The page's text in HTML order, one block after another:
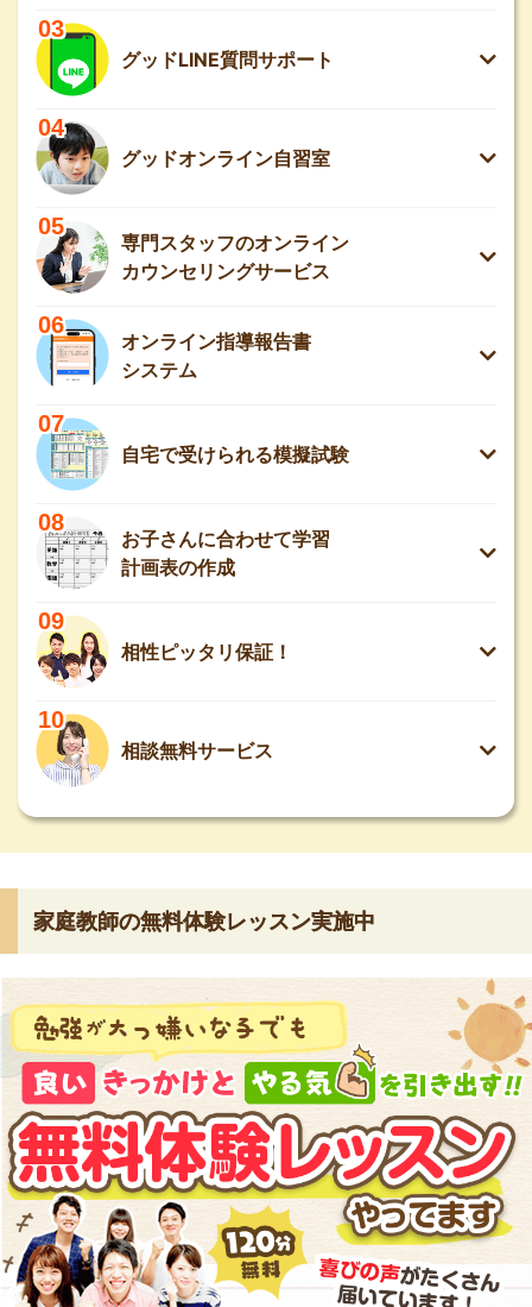
03
グッドLINE質問サポート
04
グッドオンライン自習室
05
専門スタッフのオンライン
カウンセリングサービス
06
オンライン指導報告書
システム
07
自宅で受けられる模擬試験
08
お子さんに合わせて学習
計画表の作成
09
相性ピッタリ保証！
10
相談無料サービス
家庭教師の無料体験レッスン実施中